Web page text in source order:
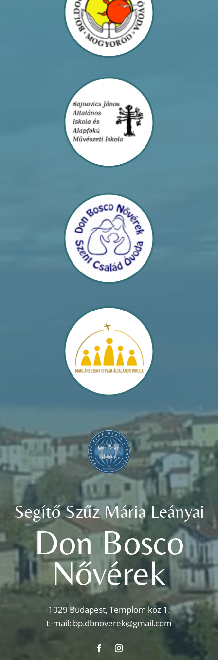
Segítő Szűz Mária Leányai
Don Bosco
Nővérek
1029 Budapest, Templom köz 1.
E-mail: bp.dbnoverek@gmail.com